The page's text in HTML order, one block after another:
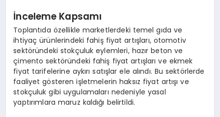
İnceleme Kapsamı
Toplantıda özellikle marketlerdeki temel gıda ve
ihtiyaç ürünlerindeki fahiş fiyat artışları, otomotiv
sektöründeki stokçuluk eylemleri, hazır beton ve
çimento sektöründeki fahiş fiyat artışları ve ekmek
fiyat tarifelerine aykırı satışlar ele alındı. Bu sektörlerde
faaliyet gösteren işletmelerin haksız fiyat artışı ve
stokçuluk gibi uygulamaları nedeniyle yasal
yaptırımlara maruz kaldığı belirtildi.